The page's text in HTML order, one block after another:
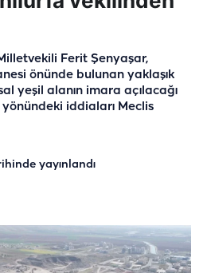
Ferit Şenyaşar,
önünde bulunan yaklaşık
yeşil alanın imara açılacağı
yönündeki iddiaları Meclis
yayınlandı